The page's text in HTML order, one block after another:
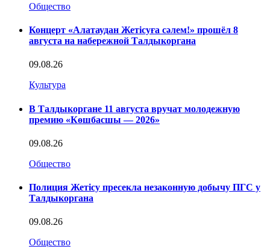
Общество
Концерт «Алатаудан Жетісуға сәлем!» прошёл 8
августа на набережной Талдыкоргана
09.08.26
Культура
В Талдыкоргане 11 августа вручат молодежную
премию «Көшбасшы — 2026»
09.08.26
Общество
Полиция Жетісу пресекла незаконную добычу ПГС у
Талдыкоргана
09.08.26
Общество